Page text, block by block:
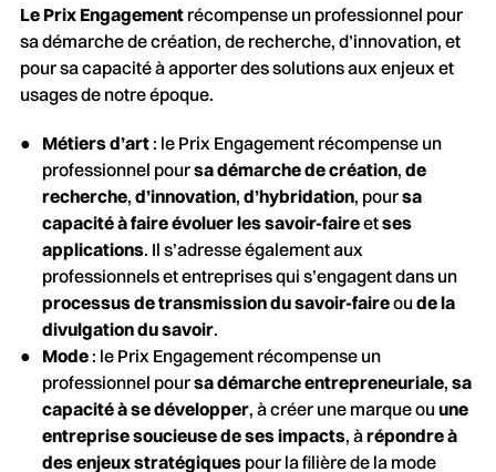
Le Prix Engagement récompense un professionnel pour
sa démarche de création, de recherche, d’innovation, et
pour sa capacité à apporter des solutions aux enjeux et
usages de notre époque.
Métiers d’art: le Prix Engagement récompense un
professionnel poursa démarche de création, de
recherche, d’innovation, d’hybridation, poursa
capacité à faire évoluer les savoir-faireetses
applications. Il s’adresse également aux
professionnels et entreprises qui s’engagent dans un
processus de transmission du savoir-faireoude la
divulgation du savoir.
Mode: le Prix Engagement récompense un
professionnel poursa démarche entrepreneuriale, sa
capacité à se développer, à créer une marque ouune
entreprise soucieuse de ses impacts, àrépondre à
des enjeux stratégiquespour la filière de la mode